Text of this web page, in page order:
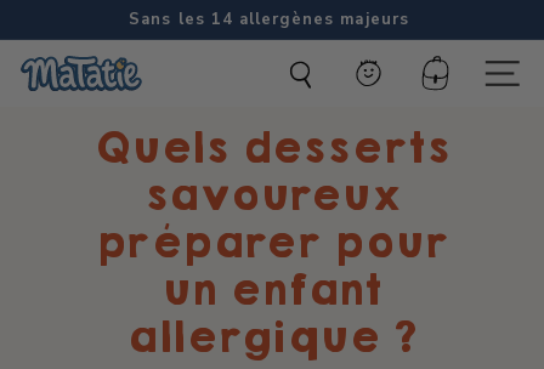
au
contenu
Diaporama
Pause
Sans les 14 allergènes majeurs
M
Compte
Quels desserts
savoureux
préparer pour
un enfant
allergique ?